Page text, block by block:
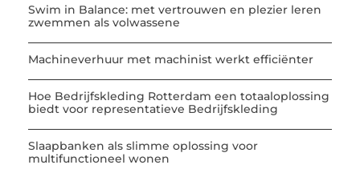
Swim in Balance: met vertrouwen en plezier leren
zwemmen als volwassene
Machineverhuur met machinist werkt efficiënter
Hoe Bedrijfskleding Rotterdam een totaaloplossing
biedt voor representatieve Bedrijfskleding
Slaapbanken als slimme oplossing voor
multifunctioneel wonen